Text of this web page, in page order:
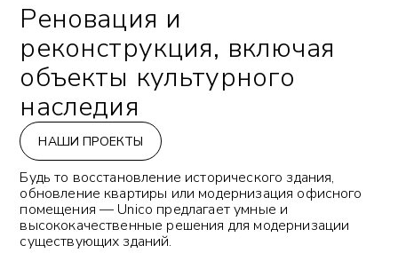
Реновация и
реконструкция, включая
объекты культурного
наследия
НАШИ ПРОЕКТЫ
Будь то восстановление исторического здания,
обновление квартиры или модернизация офисного
помещения — Unico предлагает умные и
высококачественные решения для модернизации
существующих зданий.